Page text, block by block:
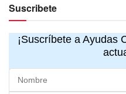
Suscribete
¡Suscríbete a Ayudas